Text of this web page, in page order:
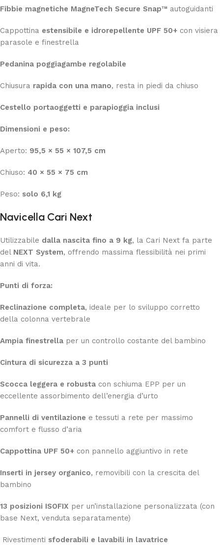
Fibbie magnetiche MagneTech Secure Snap™ autoguidanti
Cappottina estensibile e idrorepellente UPF 50+ con visiera
parasole e finestrella
Pedanina poggiagambe regolabile
Chiusura rapida con una mano, resta in piedi da chiuso
Cestello portaoggetti e parapioggia inclusi
Dimensioni e peso:
Aperto: 95,5 × 55 × 107,5 cm
Chiuso: 40 × 55 × 75 cm
Peso: solo 6,1 kg
Navicella Cari Next
Utilizzabile dalla nascita fino a 9 kg, la Cari Next fa parte
del NEXT System, offrendo massima flessibilità nei primi
anni di vita.
Punti di forza:
Reclinazione completa, ideale per lo sviluppo corretto
della colonna vertebrale
Ampia finestrella per un controllo costante del bambino
Cintura di sicurezza a 3 punti
Scocca leggera e robusta con schiuma EPP per un
eccellente assorbimento dell’energia d’urto
Pannelli di ventilazione e tessuti a rete per massimo
comfort e flusso d’aria
Cappottina UPF 50+ con pannello aggiuntivo in rete
Inserti in jersey organico, removibili con la crescita del
bambino
13 posizioni ISOFIX per un’installazione personalizzata (con
base Next, venduta separatamente)
Rivestimenti sfoderabili e lavabili in lavatrice